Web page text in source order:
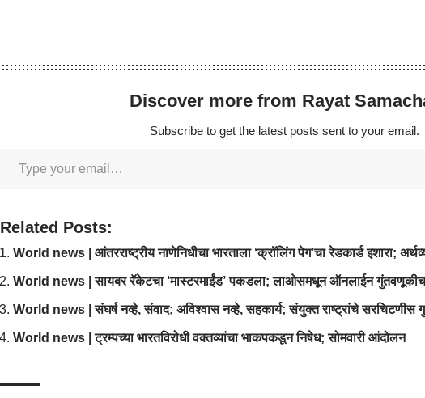
Discover more from Rayat
Subscribe to get the latest posts sent to your email.
Related Posts:
World news | आंतरराष्ट्रीय नाणेनिधीचा भारताला ‘क्रॉलिंग पेग’चा रेडकार्ड इशारा;
World news | सायबर रॅकेटचा ‘मास्टरमाईंड’ पकडला; लाओसमधून ऑनलाईन
World news | संघर्ष नव्हे, संवाद; अविश्वास नव्हे, सहकार्य; संयुक्त राष्ट्रांचे सरचिटणीस
World news | ट्रम्पच्या भारतविरोधी वक्तव्यांचा भाकपकडून निषेध; सोमवारी आंदोलन